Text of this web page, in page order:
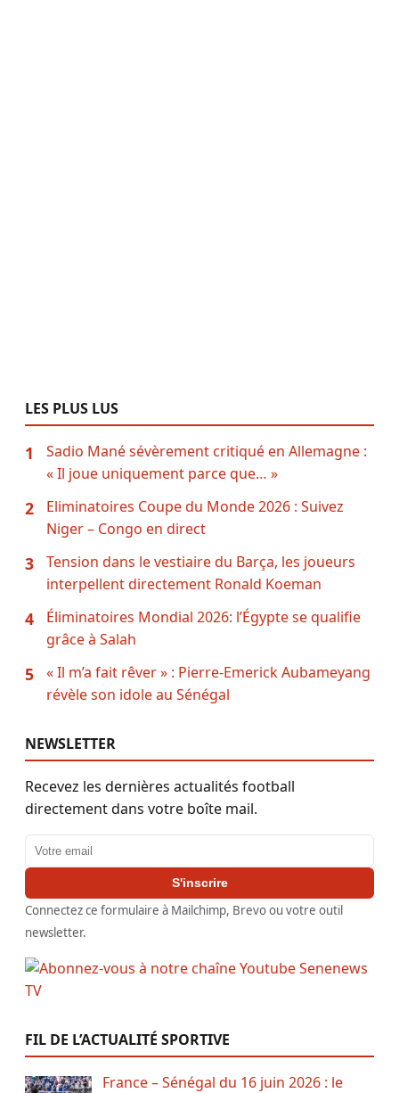
LES PLUS LUS
1
Sadio Mané sévèrement critiqué en Allemagne :
« Il joue uniquement parce que… »
2
Eliminatoires Coupe du Monde 2026 : Suivez
Niger – Congo en direct
3
Tension dans le vestiaire du Barça, les joueurs
interpellent directement Ronald Koeman
4
Éliminatoires Mondial 2026: l’Égypte se qualifie
grâce à Salah
5
« Il m’a fait rêver » : Pierre-Emerick Aubameyang
révèle son idole au Sénégal
NEWSLETTER
Recevez les dernières actualités football
directement dans votre boîte mail.
Adresse email
S'inscrire
Connectez ce formulaire à Mailchimp, Brevo ou votre outil
newsletter.
FIL DE L’ACTUALITÉ SPORTIVE
France – Sénégal du 16 juin 2026 : le